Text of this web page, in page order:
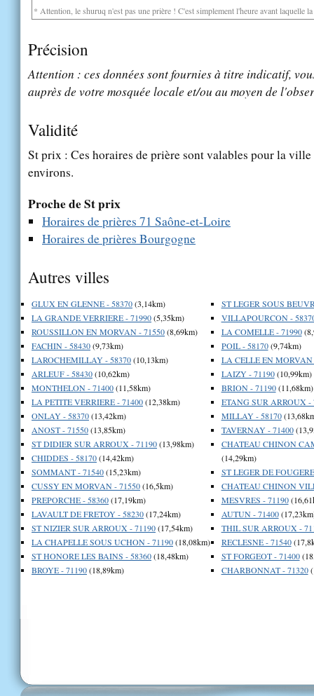
* Attention, le shuruq n'est pas une prière ! C'est simplement l'heure avant laquelle
Précision
Attention : ces données sont fournies à titre indicatif,
auprès de votre mosquée locale et/ou au moyen de
Validité
St prix : Ces horaires de prière sont valables pour la
environs.
Proche de St prix
Horaires de prières 71 Saône-et-Loire
Horaires de prières Bourgogne
Autres villes
GLUX EN GLENNE - 58370(3,14km)
LA GRANDE VERRIERE - 71990(5,35km)
ROUSSILLON EN MORVAN - 71550(8,69km)
FACHIN - 58430(9,73km)
LAROCHEMILLAY - 58370(10,13km)
ARLEUF - 58430(10,62km)
MONTHELON - 71400(11,58km)
LA PETITE VERRIERE - 71400(12,38km)
ONLAY - 58370(13,42km)
ANOST - 71550(13,85km)
ST DIDIER SUR ARROUX - 71190(13,98km)
CHIDDES - 58170(14,42km)
SOMMANT - 71540(15,23km)
CUSSY EN MORVAN - 71550(16,5km)
PREPORCHE - 58360(17,19km)
LAVAULT DE FRETOY - 58230(17,24km)
ST NIZIER SUR ARROUX - 71190(17,54km)
LA CHAPELLE SOUS UCHON - 71190(18,08km)
ST HONORE LES BAINS - 58360(18,48km)
BROYE - 71190(18,89km)
ST LEGER SOUS
VILLAPOURCON -
LA COMELLE - 71990
POIL - 58170(9,74km)
LA CELLE EN MORVAN
LAIZY - 71190(10,99km)
BRION - 71190(11,68km)
ETANG SUR ARROUX -
MILLAY - 58170
TAVERNAY - 71400
CHATEAU CHINON
(14,29km)
ST LEGER DE
CHATEAU CHINON
MESVRES - 71190
AUTUN - 71400
THIL SUR ARROUX -
RECLESNE - 71540
ST FORGEOT - 71400
CHARBONNAT - 71320